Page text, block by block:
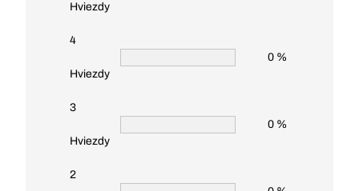
Hviezdy
4
Hviezdy
0 %
3
Hviezdy
0 %
2